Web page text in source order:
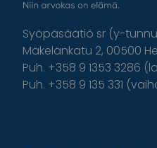
Syöpäsäätiö sr (y-
Mäkelänkatu 2, 00500
Puh. +358 9 1353 3286
Puh. +358 9 135 331